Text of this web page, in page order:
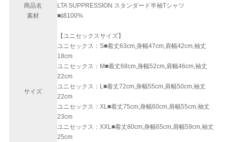
商品名
LTA SUPPRESSION スタンダード半袖Tシャツ
素材
■綿100%
サイズ
【ユニセックスサイズ】
ユニセックス：S■着丈63cm,身幅47cm,肩幅42cm,袖丈
18cm
ユニセックス：M■着丈68cm,身幅52cm,肩幅46cm,袖丈
22cm
ユニセックス：L■着丈72cm,身幅55cm,肩幅50cm,袖丈
22cm
ユニセックス：XL■着丈75cm,身幅60cm,肩幅55cm,袖丈
23cm
ユニセックス：XXL■着丈80cm,身幅65cm,肩幅59cm,袖丈
25cm